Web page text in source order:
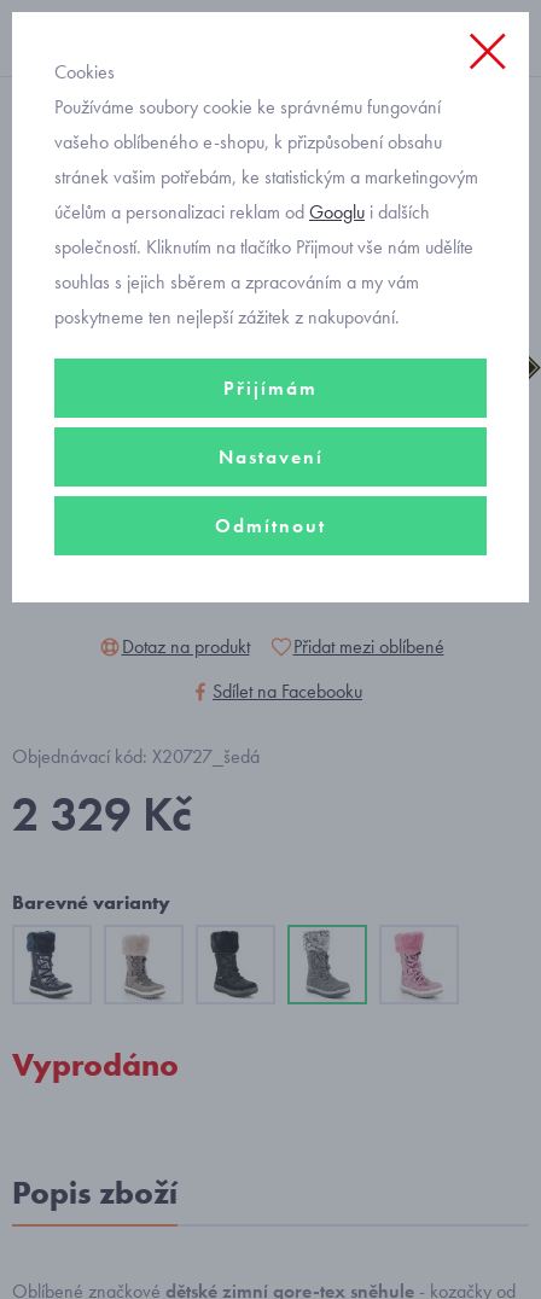
kozačky
Primigi kozačky 6880400
dívčí sněhule gore-tex
Dotaz na produkt
Přidat mezi oblíbené
Sdílet na Facebooku
Objednávací kód: X20727_šedá
2 329 Kč
Barevné varianty
Vyprodáno
Popis zboží
Oblíbené značkové dětské zimní gore-tex sněhule - kozačky od
Cookies
Používáme soubory cookie ke správnému fungování
vašeho oblíbeného e-shopu, k přizpůsobení obsahu
stránek vašim potřebám, ke statistickým a marketingovým
účelům a personalizaci reklam odGooglu i dalších
společností. Kliknutím na tlačítko Přijmout vše nám udělíte
souhlas s jejich sběrem a zpracováním a my vám
poskytneme ten nejlepší zážitek z nakupování.
Přijímám
Nastavení
Odmítnout